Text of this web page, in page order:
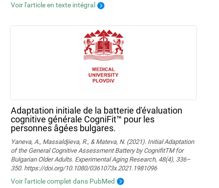
Voir l'article en texte intégral
Adaptation initiale de la batterie d'évaluation
cognitive générale CogniFit™ pour les
personnes âgées bulgares.
Yaneva, A., Massaldjieva, R., & Mateva, N. (2021). Initial Adaptation
of the General Cognitive Assessment Battery by CognifitTM for
Bulgarian Older Adults. Experimental Aging Research, 48(4), 336–
350. https://doi.org/10.1080/0361073x.2021.1981096
Voir l'article complet dans PubMed